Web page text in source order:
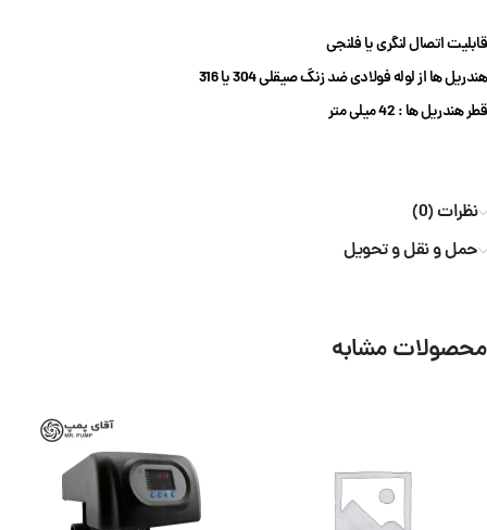
قابلیت اتصال لنگری یا فلنجی
هندریل ها از لوله فولادی ضد زنگ صیقلی 304 یا 316
قطر هندریل ها : 42
میلی متر
نظرات (0)
حمل و نقل و تحویل
محصولات مشابه